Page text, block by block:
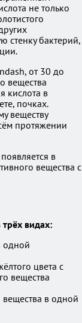
не только
стенку бактерий,
от 30 до
вещества
кислота в
почках.
веществу
протяжении
в
вещества с
видах:
одной
цвета с
вещества
в одной